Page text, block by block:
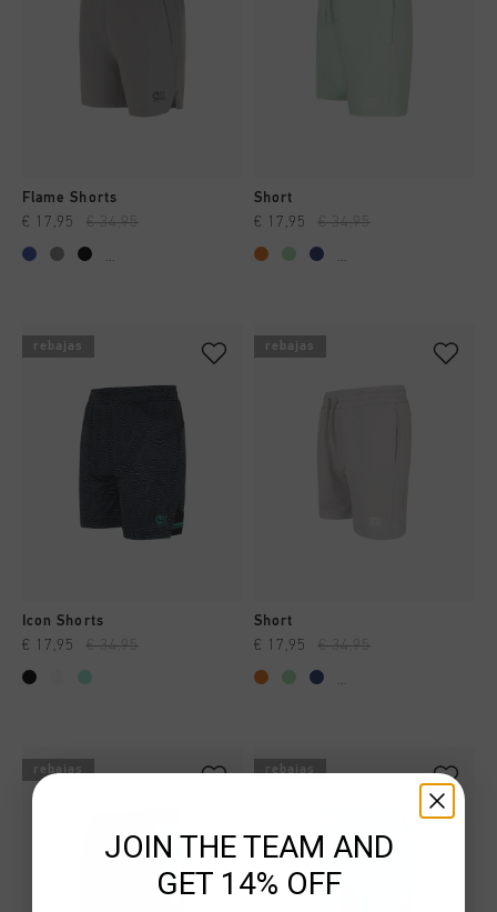
Flame Shorts
€ 17,95 € 34,95
...
Short
€ 17,95 € 34,95
...
rebajas
Icon Shorts
€ 17,95 € 34,95
rebajas
Short
€ 17,95 € 34,95
...
rebajas rebajas
JOIN THE TEAM AND
GET 14% OFF